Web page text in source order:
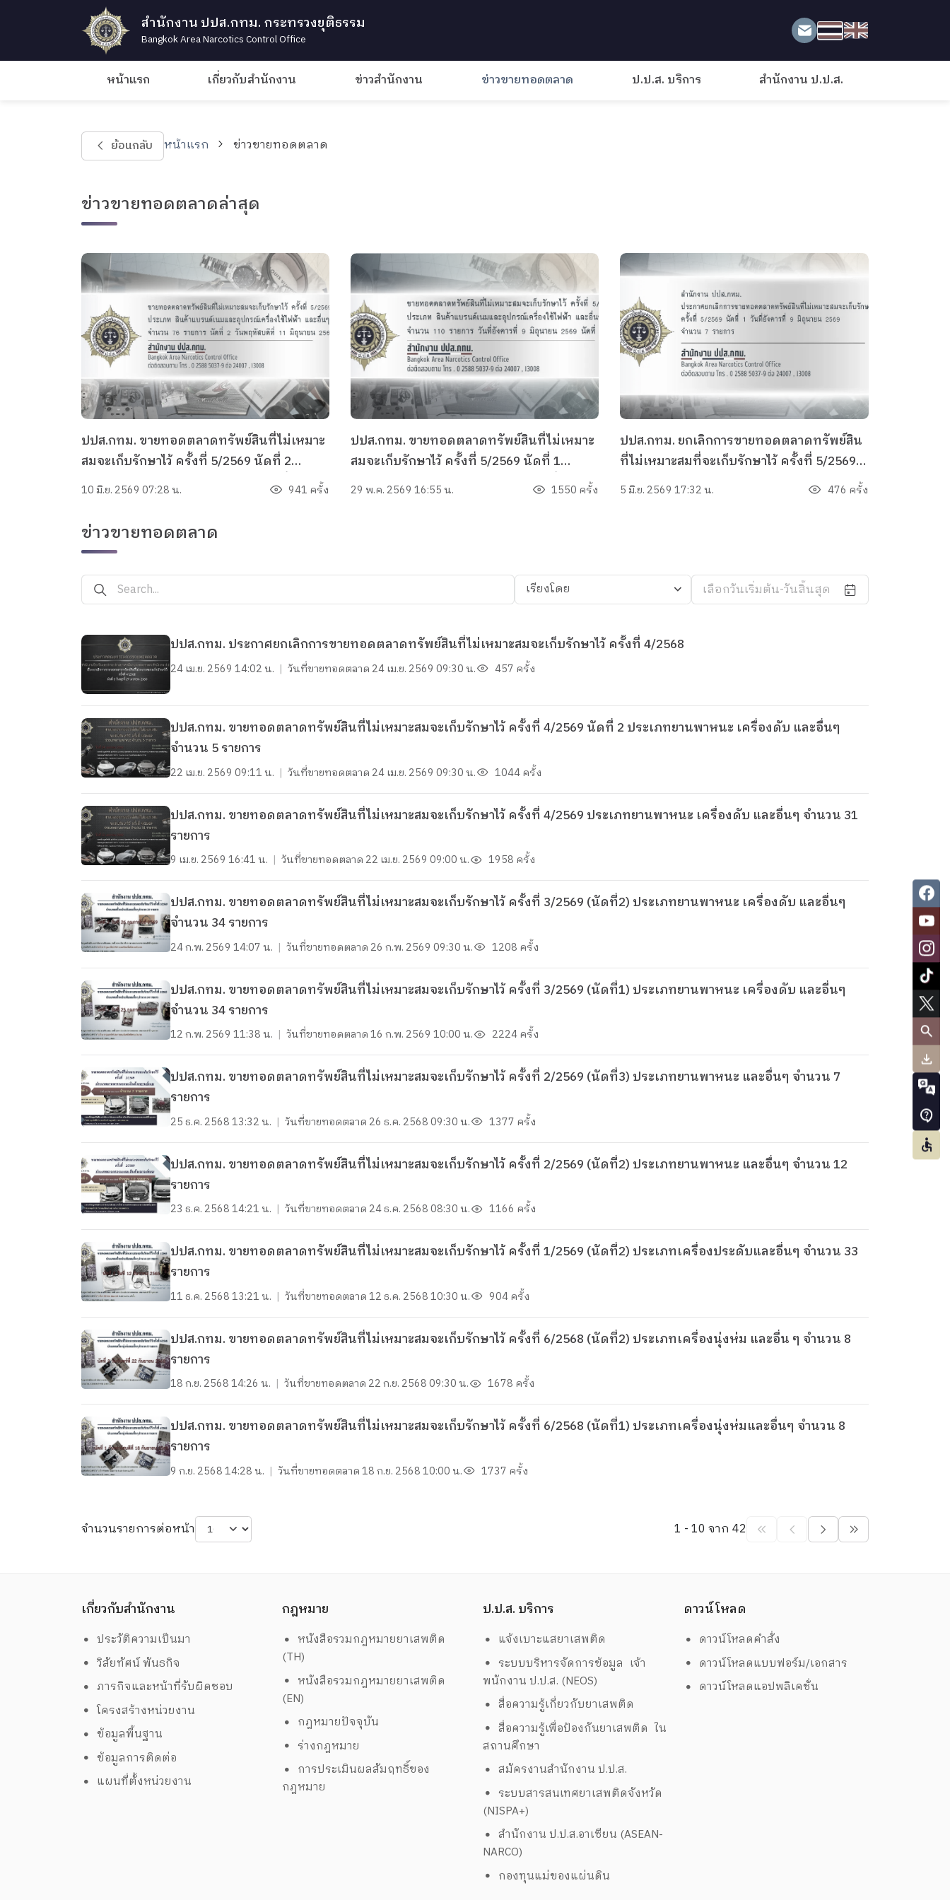
สำนักงาน ปปส.กทม. กระทรวงยุติธรรม
Bangkok Area Narcotics Control Office
หน้าแรก เกี่ยวกับสำนักงาน ข่าวสำนักงาน ข่าวขายทอดตลาด ป.ป.ส. บริการ สำนักงาน ป.ป.ส.
ย้อนกลับ หน้าแรก ข่าวขายทอดตลาด
ข่าวขายทอดตลาดล่าสุด
ปปส.กทม. ขายทอดตลาดทรัพย์สินที่ไม่เหมาะ
สมจะเก็บรักษาไว้ ครั้งที่ 5/2569 นัดที่ 2
ประเภทสินค้าแบรนด์เนม อุปกรณ์เครื่องใช้
10 มิ.ย. 2569 07:28 น. 941 ครั้ง
ปปส.กทม. ขายทอดตลาดทรัพย์สินที่ไม่เหมาะ
สมจะเก็บรักษาไว้ ครั้งที่ 5/2569 นัดที่ 1
ประเภทสินค้าแบรนด์เนม อุปกรณ์เครื่องใช้
29 พ.ค. 2569 16:55 น. 1550 ครั้ง
ปปส.กทม. ยกเลิกการขายทอดตลาดทรัพย์สิน
ที่ไม่เหมาะสมที่จะเก็บรักษาไว้ ครั้งที่ 5/2569
จำนวน 7 รายการ
5 มิ.ย. 2569 17:32 น. 476 ครั้ง
ข่าวขายทอดตลาด
เรียงโดย เลือกวันเริ่มต้น-วันสิ้นสุด
ปปส.กทม. ประกาศยกเลิกการขายทอดตลาดทรัพย์สินที่ไม่เหมาะสมจะเก็บรักษาไว้ ครั้งที่ 4/2568
24 เม.ย. 2569 14:02 น. | วันที่ขายทอดตลาด 24 เม.ย. 2569 09:30 น. 457 ครั้ง
ปปส.กทม. ขายทอดตลาดทรัพย์สินที่ไม่เหมาะสมจะเก็บรักษาไว้ ครั้งที่ 4/2569 นัดที่ 2 ประเภทยานพาหนะ เครื่องดับ และอื่นๆ
จำนวน 5 รายการ
22 เม.ย. 2569 09:11 น. | วันที่ขายทอดตลาด 24 เม.ย. 2569 09:30 น. 1044 ครั้ง
ปปส.กทม. ขายทอดตลาดทรัพย์สินที่ไม่เหมาะสมจะเก็บรักษาไว้ ครั้งที่ 4/2569 ประเภทยานพาหนะ เครื่องดับ และอื่นๆ จำนวน 31
รายการ
9 เม.ย. 2569 16:41 น. | วันที่ขายทอดตลาด 22 เม.ย. 2569 09:00 น. 1958 ครั้ง
ปปส.กทม. ขายทอดตลาดทรัพย์สินที่ไม่เหมาะสมจะเก็บรักษาไว้ ครั้งที่ 3/2569 (นัดที่2) ประเภทยานพาหนะ เครื่องดับ และอื่นๆ
จำนวน 34 รายการ
24 ก.พ. 2569 14:07 น. | วันที่ขายทอดตลาด 26 ก.พ. 2569 09:30 น. 1208 ครั้ง
ปปส.กทม. ขายทอดตลาดทรัพย์สินที่ไม่เหมาะสมจะเก็บรักษาไว้ ครั้งที่ 3/2569 (นัดที่1) ประเภทยานพาหนะ เครื่องดับ และอื่นๆ
จำนวน 34 รายการ
12 ก.พ. 2569 11:38 น. | วันที่ขายทอดตลาด16 ก.พ. 2569 10:00 น. 2224 ครั้ง
ปปส.กทม. ขายทอดตลาดทรัพย์สินที่ไม่เหมาะสมจะเก็บรักษาไว้ ครั้งที่ 2/2569 (นัดที่3) ประเภทยานพาหนะ และอื่นๆ จำนวน 7
รายการ
25 ธ.ค. 2568 13:32 น. | วันที่ขายทอดตลาด 26 ธ.ค. 2568 09:30 น. 1377 ครั้ง
ปปส.กทม. ขายทอดตลาดทรัพย์สินที่ไม่เหมาะสมจะเก็บรักษาไว้ ครั้งที่ 2/2569 (นัดที่2) ประเภทยานพาหนะ และอื่นๆ จำนวน 12
รายการ
23 ธ.ค. 2568 14:21 น. | วันที่ขายทอดตลาด 24 ธ.ค. 2568 08:30 น. 1166 ครั้ง
ปปส.กทม. ขายทอดตลาดทรัพย์สินที่ไม่เหมาะสมจะเก็บรักษาไว้ ครั้งที่ 1/2569 (นัดที่2) ประเภทเครื่องประดับและอื่นๆ จำนวน 33
รายการ
11 ธ.ค. 2568 13:21 น. | วันที่ขายทอดตลาด12 ธ.ค. 2568 10:30 น. 904 ครั้ง
ปปส.กทม. ขายทอดตลาดทรัพย์สินที่ไม่เหมาะสมจะเก็บรักษาไว้ ครั้งที่ 6/2568 (นัดที่2) ประเภทเครื่องนุ่งห่ม และอื่น ๆ จำนวน 8
รายการ
18 ก.ย. 2568 14:26 น. | วันที่ขายทอดตลาด 22 ก.ย. 2568 09:30 น. 1678 ครั้ง
ปปส.กทม. ขายทอดตลาดทรัพย์สินที่ไม่เหมาะสมจะเก็บรักษาไว้ ครั้งที่ 6/2568 (นัดที่1) ประเภทเครื่องนุ่งห่มและอื่นๆ จำนวน 8
รายการ
9 ก.ย. 2568 14:28 น. | วันที่ขายทอดตลาด18 ก.ย. 2568 10:00 น. 1737 ครั้ง
จำนวนรายการต่อหน้า 1 - 10 จาก 42
เกี่ยวกับสำนักงาน
ประวัติความเป็นมา
วิสัยทัศน์ พันธกิจ
ภารกิจและหน้าที่รับผิดชอบ
โครงสร้างหน่วยงาน
ข้อมูลพื้นฐาน
ข้อมูลการติดต่อ
แผนที่ตั้งหน่วยงาน
กฎหมาย
หนังสือรวมกฎหมายยาเสพติด
(TH)
หนังสือรวมกฎหมายยาเสพติด
(EN)
กฎหมายปัจจุบัน
ร่างกฎหมาย
การประเมินผลสัมฤทธิ์ของ
กฎหมาย
ป.ป.ส. บริการ
แจ้งเบาะแสยาเสพติด
ระบบบริหารจัดการข้อมูล เจ้า
พนักงาน ป.ป.ส. (NEOS)
สื่อความรู้เกี่ยวกับยาเสพติด
สื่อความรู้เพื่อป้องกันยาเสพติด ใน
สถานศึกษา
สมัครงานสำนักงาน ป.ป.ส.
ระบบสารสนเทศยาเสพติดจังหวัด
(NISPA+)
สำนักงาน ป.ป.ส.อาเซียน (ASEAN-
NARCO)
กองทุนแม่ของแผ่นดิน
ดาวน์โหลด
ดาวน์โหลดคำสั่ง
ดาวน์โหลดแบบฟอร์ม/เอกสาร
ดาวน์โหลดแอปพลิเคชั่น